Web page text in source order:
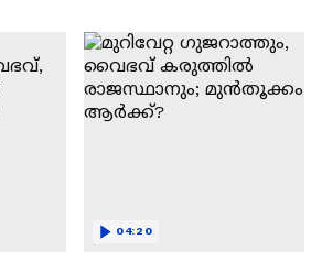
04:20